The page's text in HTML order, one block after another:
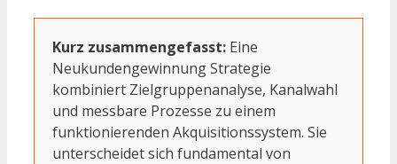
Kurz zusammengefasst: Eine
Neukundengewinnung Strategie
kombiniert Zielgruppenanalyse, Kanalwahl
und messbare Prozesse zu einem
funktionierenden Akquisitionssystem. Sie
unterscheidet sich fundamental von